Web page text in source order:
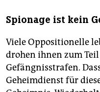
Spionage ist kein
Viele Oppositionelle
drohen ihnen zum
Gefängnisstrafen.
Geheimdienst für